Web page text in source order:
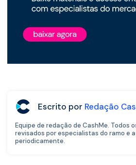
Escrito por Redação
Equipe de redação de CashMe. Todos
revisados por especialistas do ramo e
periodicamente.